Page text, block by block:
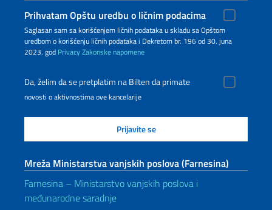
Prihvatam Opštu uredbu o ličnim podacima
Saglasan sam sa korišćenjem ličnih podataka u skladu sa Opštom
uredbom o korišćenju ličnih podataka i Dekretom br. 196 od 30. juna
2023. god PrivacyZakonske napomene
Da, želim da se pretplatim na Bilten da primate
novosti o aktivnostima ove kancelarije
Mreža Ministarstva vanjskih poslova (Farnesina)
Farnesina – Ministarstvo vanjskih poslova i
međunarodne saradnje